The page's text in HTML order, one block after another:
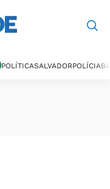
POLÍTICASALVADORPOLÍCIA